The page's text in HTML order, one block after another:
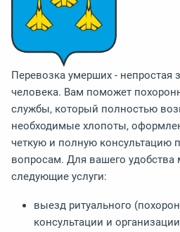
Перевозка умерших - непростая
человека. Вам поможет
службы, который полностью
необходимые хлопоты,
четкую и полную консультацию
вопросам. Для вашего удобства
следующие услуги:
выезд ритуального
консультации и